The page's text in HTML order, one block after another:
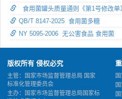
食用菌罐头质量通则《第1号修改单
QB/T 8147-2025 食用菌多糖
NY 5095-2006 无公害食品 食用菌
版权所有 侵权必究
主管：国家市场监督管理总局 国家
标准化管理委员会
主办：国家市场监督管理总局国家标